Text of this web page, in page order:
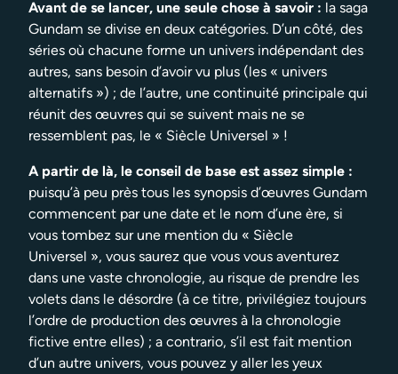
Avant de se lancer, une seule chose à savoir : la saga
Gundam se divise en deux catégories. D’un côté, des
séries où chacune forme un univers indépendant des
autres, sans besoin d’avoir vu plus (les « univers
alternatifs ») ; de l’autre, une continuité principale qui
réunit des œuvres qui se suivent mais ne se
ressemblent pas, le « Siècle Universel » !
A partir de là, le conseil de base est assez simple :
puisqu’à peu près tous les synopsis d’œuvres Gundam
commencent par une date et le nom d’une ère, si
vous tombez sur une mention du « Siècle
Universel », vous saurez que vous vous aventurez
dans une vaste chronologie, au risque de prendre les
volets dans le désordre (à ce titre, privilégiez toujours
l’ordre de production des œuvres à la chronologie
fictive entre elles) ; a contrario, s’il est fait mention
d’un autre univers, vous pouvez y aller les yeux